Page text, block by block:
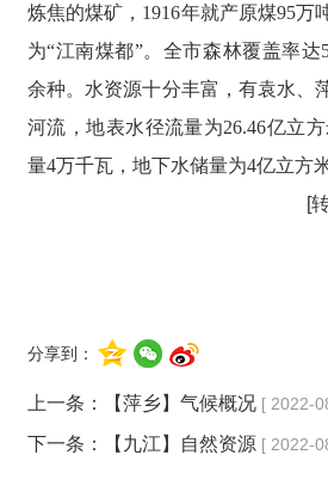
炼焦的煤矿，1916年就产原煤95万
为“江南煤都”。全市森林覆盖率达
余种。水资源十分丰富，有袁水、
河流，地表水径流量为26.46亿立
量4万千瓦，地下水储量为4亿立方米
[
分享到：
上一条： 【萍乡】气候概况 [ 2022-
下一条： 【九江】自然资源 [ 2022-